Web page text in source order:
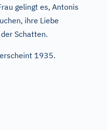
gelingt es, Antonis
ihre Liebe
Schatten.
1935.